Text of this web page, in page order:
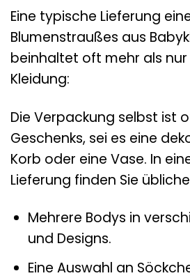
Eine typische Lieferung
Blumenstraußes aus
beinhaltet oft mehr als
Kleidung:
Die Verpackung selbst ist
Geschenks, sei es eine
Korb oder eine Vase. In
Lieferung finden Sie
Mehrere Bodys in
und Designs.
Eine Auswahl an